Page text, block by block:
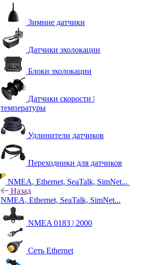
Зимние датчики
Датчики эхолокации
Блоки эхолокации
Датчики скорости |
температуры
Удлинители датчиков
Переходники для датчиков
NMEA, Ethernet, SeaTalk, SimNet...
Назад
NMEA, Ethernet, SeaTalk, SimNet...
NMEA 0183 | 2000
Сеть Ethernet